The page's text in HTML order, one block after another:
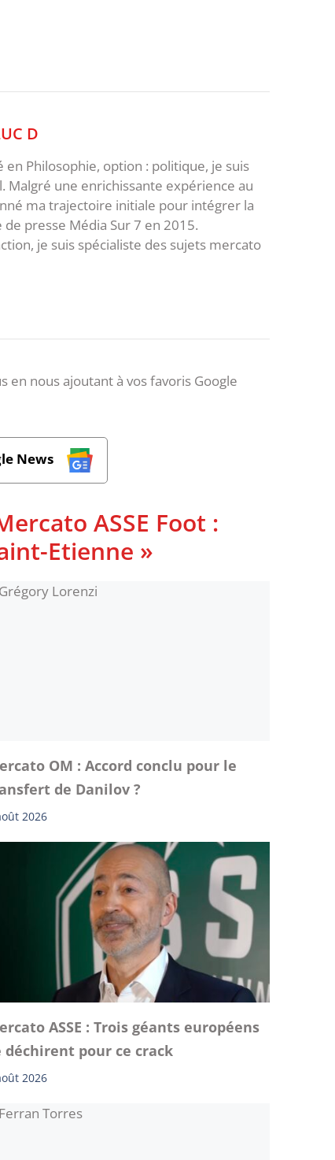
D
en Philosophie, option : politique, je suis
Malgré une enrichissante expérience au
ma trajectoire initiale pour intégrer la
presse Média Sur 7 en 2015.
je suis spécialiste des sujets mercato
en nous ajoutant à vos favoris Google
News
ASSE Foot :
Etienne »
OM : Accord conclu pour le
de Danilov ?
2026
ASSE : Trois géants européens
déchirent pour ce crack
2026